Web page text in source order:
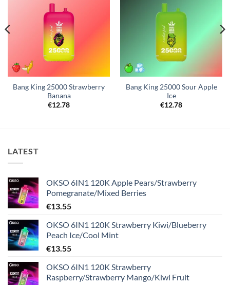
Bang King 25000 Strawberry
Banana
€12.78
Bang King 25000 Sour Apple
Ice
€12.78
LATEST
OKSO 6IN1 120K Apple Pears/Strawberry
Pomegranate/Mixed Berries
€13.55
OKSO 6IN1 120K Strawberry Kiwi/Blueberry
Peach Ice/Cool Mint
€13.55
OKSO 6IN1 120K Strawberry
Raspberry/Strawberry Mango/Kiwi Fruit